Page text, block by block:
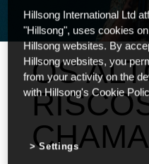
OS
Hillsong International Ltd
"Hillsong", uses cookies
Hillsong websites. By
Hillsong websites, you
from your activity on the
with Hillsong's Cookie
Settings